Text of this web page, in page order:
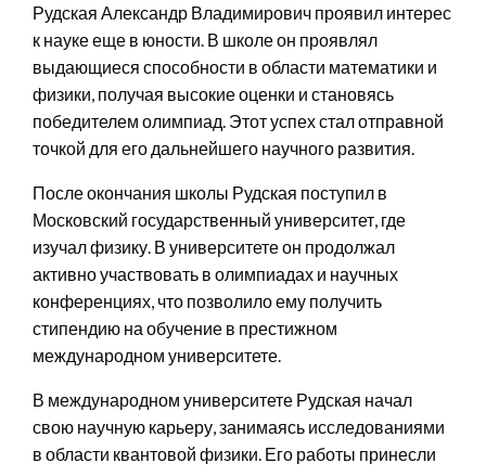
Рудская Александр Владимирович проявил интерес
к науке еще в юности. В школе он проявлял
выдающиеся способности в области математики и
физики, получая высокие оценки и становясь
победителем олимпиад. Этот успех стал отправной
точкой для его дальнейшего научного развития.
После окончания школы Рудская поступил в
Московский государственный университет, где
изучал физику. В университете он продолжал
активно участвовать в олимпиадах и научных
конференциях, что позволило ему получить
стипендию на обучение в престижном
международном университете.
В международном университете Рудская начал
свою научную карьеру, занимаясь исследованиями
в области квантовой физики. Его работы принесли